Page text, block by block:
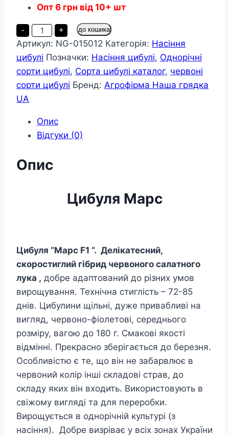
Опт 6 грн від 10+ шт
-
Цибуля
Марс
пакет
2
грама
кількість
+ до кошика
Артикул: NG-015012 Категорія: Насіння
цибулі Позначки: Насіння цибулі, Однорічні
сорти цибулі, Сорта цибулі каталог, червоні
сорти цибулі Бренд: Агрофірма Наша грядка
UA
Опис
Відгуки (0)
Опис
Цибуля Марс
Цибуля “Марс F1 “. Делікатесний,
скоростиглий гібрид червоного салатного
лука , добре адаптований до різних умов
вирощування. Технічна стиглість – 72-85
днів. Цибулини щільні, дуже привабливі на
вигляд, червоно-фіолетові, середнього
розміру, вагою до 180 г. Смакові якості
відмінні. Прекрасно зберігається до березня.
Особливістю є те, що він не забарвлює в
червоний колір інші складові страв, до
складу яких він входить. Використовують в
свіжому вигляді та для переробки.
Вирощується в однорічній культурі (з
насіння). Добре визріває у всіх зонах України